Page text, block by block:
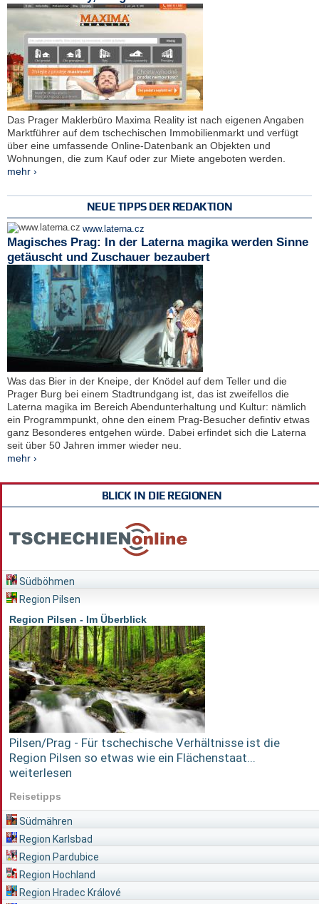
Das Prager Maklerbüro Maxima Reality ist nach eigenen Angaben
Marktführer auf dem tschechischen Immobilienmarkt und verfügt
über eine umfassende Online-Datenbank an Objekten und
Wohnungen, die zum Kauf oder zur Miete angeboten werden.
mehr ›
NEUE TIPPS DER REDAKTION
www.laterna.cz
Magisches Prag: In der Laterna magika werden Sinne
getäuscht und Zuschauer bezaubert
Was das Bier in der Kneipe, der Knödel auf dem Teller und die
Prager Burg bei einem Stadtrundgang ist, das ist zweifellos die
Laterna magika im Bereich Abendunterhaltung und Kultur: nämlich
ein Programmpunkt, ohne den einem Prag-Besucher defintiv etwas
ganz Besonderes entgehen würde. Dabei erfindet sich die Laterna
seit über 50 Jahren immer wieder neu.
mehr ›
BLICK IN DIE REGIONEN
Südböhmen
Region Pilsen
Region Pilsen - Im Überblick
Pilsen/Prag - Für tschechische Verhältnisse ist die
Region Pilsen so etwas wie ein Flächenstaat...
weiterlesen
Reisetipps
Südmähren
Region Karlsbad
Region Pardubice
Region Hochland
Region Hradec Králové